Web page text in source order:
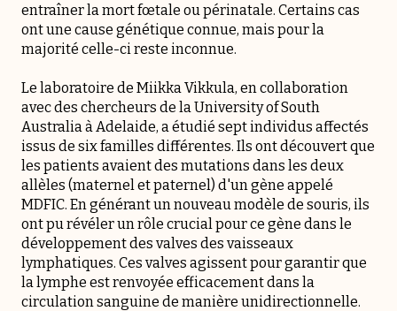
entraîner la mort fœtale ou périnatale. Certains cas
ont une cause génétique connue, mais pour la
majorité celle-ci reste inconnue.
Le laboratoire de Miikka Vikkula, en collaboration
avec des chercheurs de la University of South
Australia à Adelaide, a étudié sept individus affectés
issus de six familles différentes. Ils ont découvert que
les patients avaient des mutations dans les deux
allèles (maternel et paternel) d'un gène appelé
MDFIC. En générant un nouveau modèle de souris, ils
ont pu révéler un rôle crucial pour ce gène dans le
développement des valves des vaisseaux
lymphatiques. Ces valves agissent pour garantir que
la lymphe est renvoyée efficacement dans la
circulation sanguine de manière unidirectionnelle.